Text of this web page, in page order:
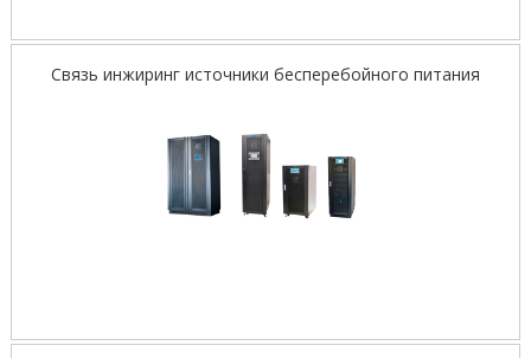
Связь инжиринг источники бесперебойного питания